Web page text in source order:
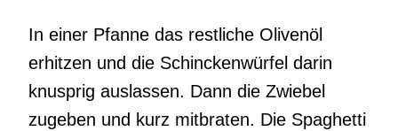
In einer Pfanne das restliche Olivenöl
erhitzen und die Schinckenwürfel darin
knusprig auslassen. Dann die Zwiebel
zugeben und kurz mitbraten. Die Spaghetti